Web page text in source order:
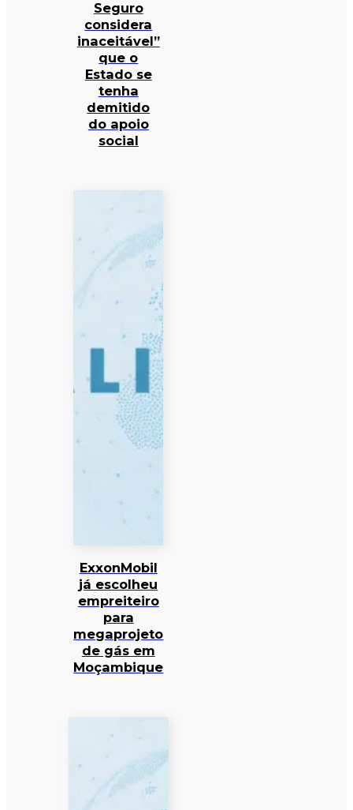
Seguro
considera
inaceitável”
que o
Estado se
tenha
demitido
do apoio
social
ExxonMobil
já escolheu
empreiteiro
para
megaprojeto
de gás em
Moçambique